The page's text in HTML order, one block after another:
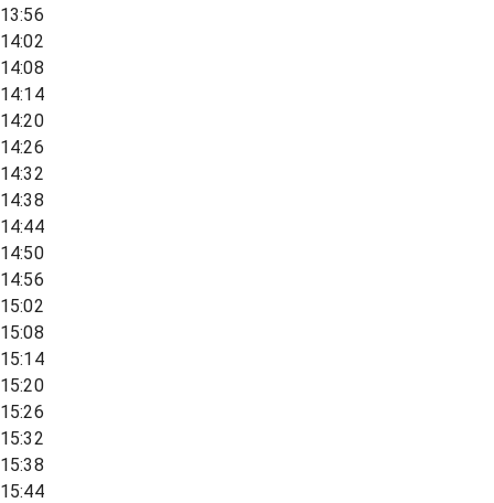
13:56
14:02
14:08
14:14
14:20
14:26
14:32
14:38
14:44
14:50
14:56
15:02
15:08
15:14
15:20
15:26
15:32
15:38
15:44